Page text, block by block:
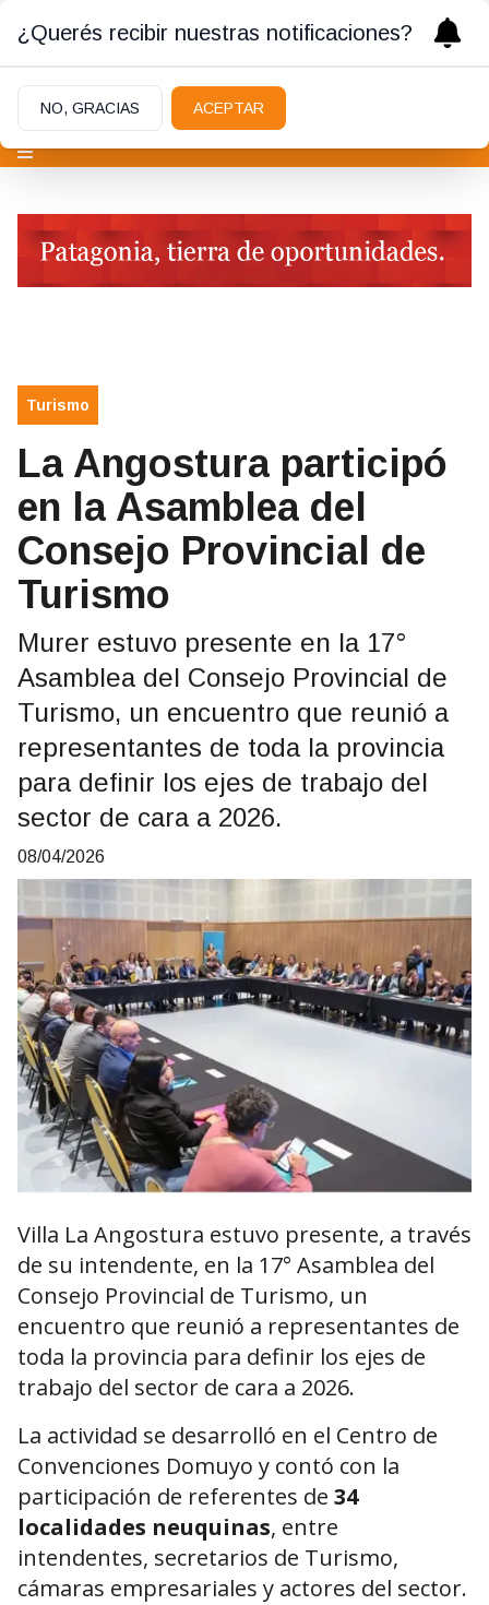
Turismo
La Angostura participó
en la Asamblea del
Consejo Provincial de
Turismo
Murer estuvo presente en la 17°
Asamblea del Consejo Provincial de
Turismo, un encuentro que reunió a
representantes de toda la provincia
para definir los ejes de trabajo del
sector de cara a 2026.
08/04/2026
Villa La Angostura estuvo presente, a través
de su intendente, en la 17° Asamblea del
Consejo Provincial de Turismo, un
encuentro que reunió a representantes de
toda la provincia para definir los ejes de
trabajo del sector de cara a 2026.
La actividad se desarrolló en el Centro de
Convenciones Domuyo y contó con la
participación de referentes de 34
localidades neuquinas, entre
intendentes, secretarios de Turismo,
cámaras empresariales y actores del sector.
¿Querés recibir nuestras notificaciones?
NO, GRACIAS ACEPTAR